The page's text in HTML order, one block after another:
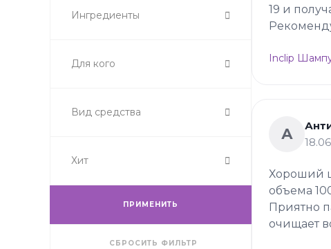
Ингредиенты
Для кого
Вид средства
Хит
ПРИМЕНИТЬ
СБРОСИТЬ ФИЛЬТР
19 и
Inclip
А
Хороший
объема
Приятно
очищает